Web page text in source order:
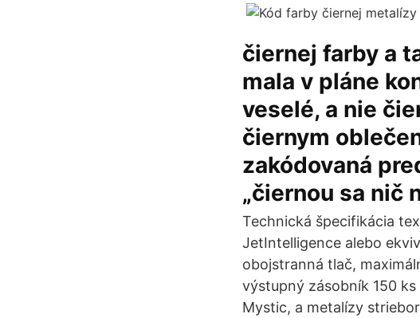
čiernej farby a
mala v pláne
veselé, a nie
čiernym
zakódovaná
„čiernou sa nič
Technická špecifikácia
JetIntelligence alebo
obojstranná tlač,
výstupný zásobník 150
Mystic, a metalízy